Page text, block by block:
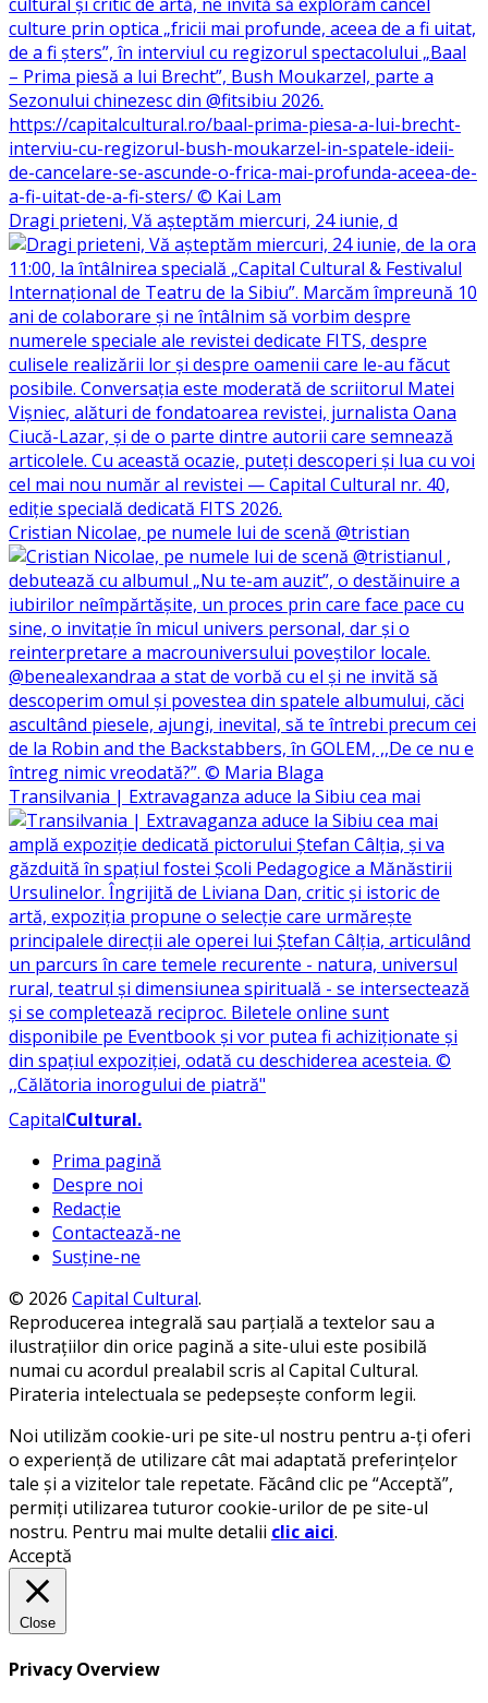
Dragi prieteni, Vă așteptăm miercuri, 24 iunie, d
Cristian Nicolae, pe numele lui de scenă @tristian
Transilvania | Extravaganza aduce la Sibiu cea mai
CapitalCultural.
Prima pagină
Despre noi
Redacție
Contactează-ne
Susține-ne
© 2026 Capital Cultural.
Reproducerea integrală sau parțială a textelor sau a
ilustrațiilor din orice pagină a site-ului este posibilă
numai cu acordul prealabil scris al Capital Cultural.
Pirateria intelectuala se pedepsește conform legii.
Noi utilizăm cookie-uri pe site-ul nostru pentru a-ți oferi
o experiență de utilizare cât mai adaptată preferințelor
tale și a vizitelor tale repetate. Făcând clic pe “Acceptă”,
permiți utilizarea tuturor cookie-urilor de pe site-ul
nostru. Pentru mai multe detalii clic aici.
Acceptă
Close
Privacy Overview